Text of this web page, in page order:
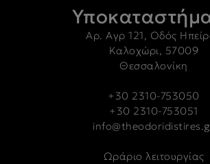
Αρ. Αγρ 121, Οδός
Καλοχώρι, 57009
Θεσσαλονίκη
+30 2310-753050
+30 2310-753051
Ωράριο λειτουργίας